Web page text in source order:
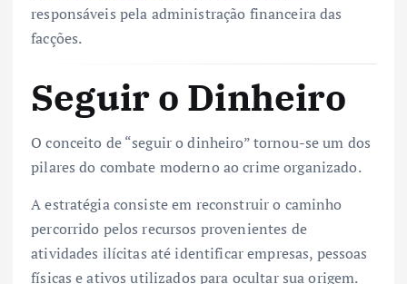
responsáveis pela administração financeira das
facções.
Seguir o Dinheiro
O conceito de “seguir o dinheiro” tornou-se um dos
pilares do combate moderno ao crime organizado.
A estratégia consiste em reconstruir o caminho
percorrido pelos recursos provenientes de
atividades ilícitas até identificar empresas, pessoas
físicas e ativos utilizados para ocultar sua origem.